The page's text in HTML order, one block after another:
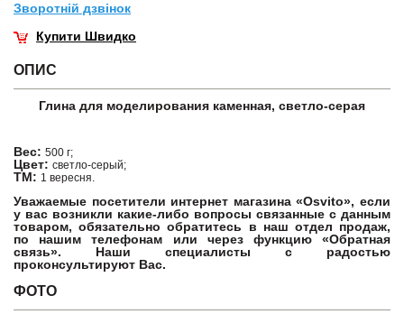
Зворотнiй дзвiнок
Купити Швидко
ОПИС
Глина для моделирования каменная, светло-серая
Вес: 500 г;
Цвет: светло-серый;
ТМ: 1 вересня.
Уважаемые посетители интернет магазина «Osvito», если
у вас возникли какие-либо вопросы связанные с данным
товаром, обязательно обратитесь в наш отдел продаж,
по нашим телефонам или через функцию «Обратная
связь». Наши специалисты с радостью
проконсультируют Вас.
ФОТО